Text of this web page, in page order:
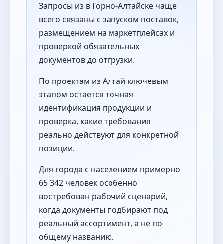
Запросы из в Горно-Алтайске чаще
всего связаны с запуском поставок,
размещением на маркетплейсах и
проверкой обязательных
документов до отгрузки.
По проектам из Алтай ключевым
этапом остается точная
идентификация продукции и
проверка, какие требования
реально действуют для конкретной
позиции.
Для города с населением примерно
65 342 человек особенно
востребован рабочий сценарий,
когда документы подбирают под
реальный ассортимент, а не по
общему названию.